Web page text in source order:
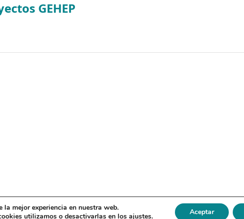
GEHEP
mejor experiencia en nuestra web.
utilizamos o desactivarlas en losajustes. Aceptar